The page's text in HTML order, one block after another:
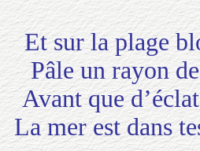
Et sur la plage
Pâle un rayon
Avant que
La mer est dans